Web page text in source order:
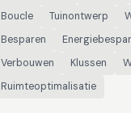
Boucle
Tuinontwerp
Besparen
Verbouwen
Klussen
Ruimteoptimalisatie